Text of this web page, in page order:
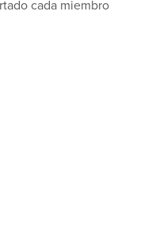
cada miembro